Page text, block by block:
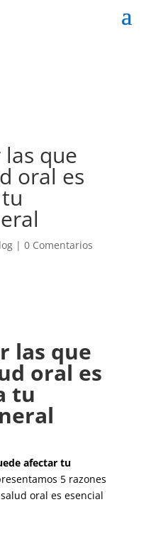
que
oral es
| 0 Comentarios
las que
oral es
tu
afectar tu
5 razones
oral es esencial